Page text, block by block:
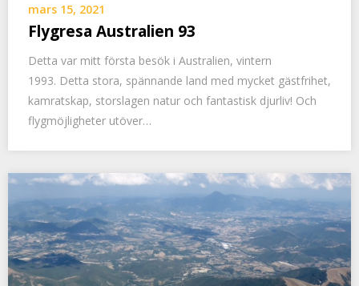
mars 15, 2021
Flygresa Australien 93
Detta var mitt första besök i Australien, vintern
1993. Detta stora, spännande land med mycket gästfrihet,
kamratskap, storslagen natur och fantastisk djurliv! Och
flygmöjligheter utöver…